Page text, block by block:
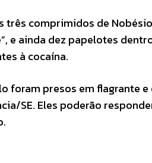
três comprimidos de
e ainda dez papelotes
à cocaína.
foram presos em flagrante
SE. Eles poderão